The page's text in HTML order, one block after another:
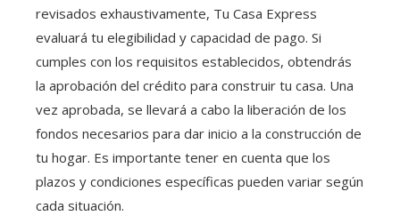
revisados exhaustivamente, Tu Casa Express
evaluará tu elegibilidad y capacidad de pago. Si
cumples con los requisitos establecidos, obtendrás
la aprobación del crédito para construir tu casa. Una
vez aprobada, se llevará a cabo la liberación de los
fondos necesarios para dar inicio a la construcción de
tu hogar. Es importante tener en cuenta que los
plazos y condiciones específicas pueden variar según
cada situación.